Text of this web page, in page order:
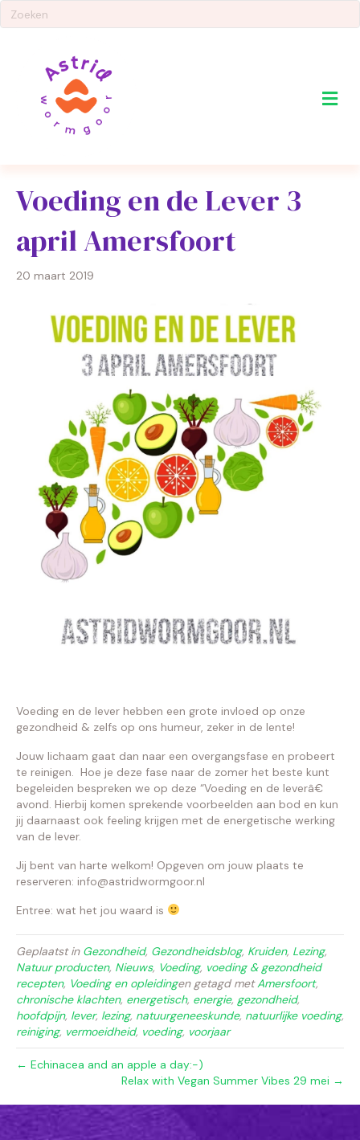
Voeding en de Lever 3
april Amersfoort
20 maart 2019
Voeding en de lever hebben een grote invloed op onze
gezondheid & zelfs op ons humeur, zeker in de lente!
Jouw lichaam gaat dan naar een overgangsfase en probeert
te reinigen. Hoe je deze fase naar de zomer het beste kunt
begeleiden bespreken we op deze “Voeding en de leverâ€
avond. Hierbij komen sprekende voorbeelden aan bod en kun
jij daarnaast ook feeling krijgen met de energetische werking
van de lever.
Jij bent van harte welkom! Opgeven om jouw plaats te
reserveren: info@astridwormgoor.nl
Entree: wat het jou waard is
Geplaatst in Gezondheid, Gezondheidsblog, Kruiden, Lezing,
Natuur producten, Nieuws, Voeding, voeding & gezondheid
recepten, Voeding en opleidingen getagd metAmersfoort,
chronische klachten, energetisch, energie, gezondheid,
hoofdpijn, lever, lezing, natuurgeneeskunde, natuurlijke voeding,
reiniging, vermoeidheid, voeding, voorjaar
← Echinacea and an apple a day:-)
Relax with Vegan Summer Vibes 29 mei →